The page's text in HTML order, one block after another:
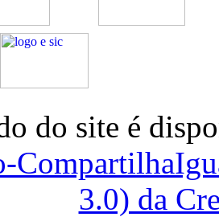
do site é
3.0) da